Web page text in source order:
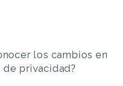
los cambios en
de privacidad?